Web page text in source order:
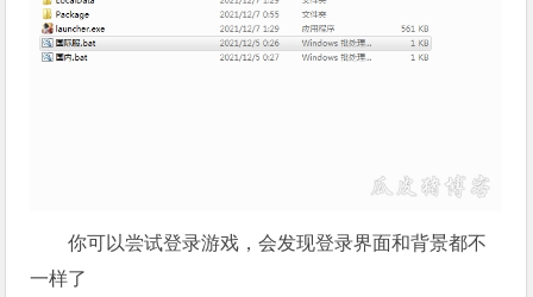
你可以尝试登录游戏，会发现登录界面和背景都不
一样了